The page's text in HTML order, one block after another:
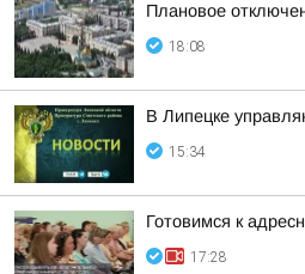
Плановое
18:08
В Липецке
15:34
Готовимся к
17:28